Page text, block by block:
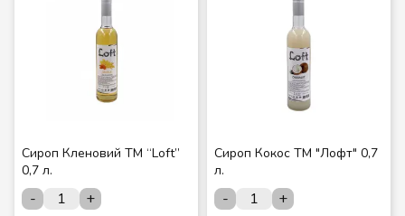
Сироп Кленовий ТМ “Loft”
0,7 л.
-
+
Сироп Кокос ТМ "Лофт" 0,7
л.
-
+